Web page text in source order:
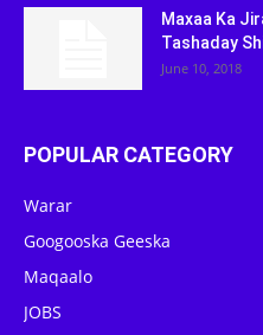
Maxaa Ka
Tashaday
June 10, 2018
POPULAR CATEGORY
Warar
Googooska Geeska
Maqaalo
JOBS